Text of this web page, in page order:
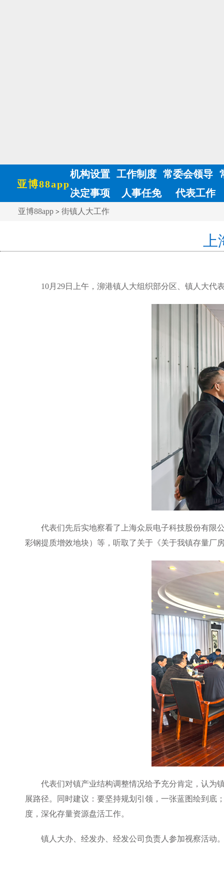
亚博88app
机构设置 工作制度 常委会领导
决定事项
人事任免 代表工作
亚博88app > 街镇人大工作
10月29日上午，泖港镇人大组织部分区、镇人大
代表们先后实地察看了上海众辰电子科技股份有限
彩钢提质增效地块）等，听取了关于《关于我镇存量厂
代表们对镇产业结构调整情况给予充分肯定，认为
展路径。同时建议：要坚持规划引领，一张蓝图绘到底
度，深化存量资源盘活工作。
镇人大办、经发办、经发公司负责人参加视察活动